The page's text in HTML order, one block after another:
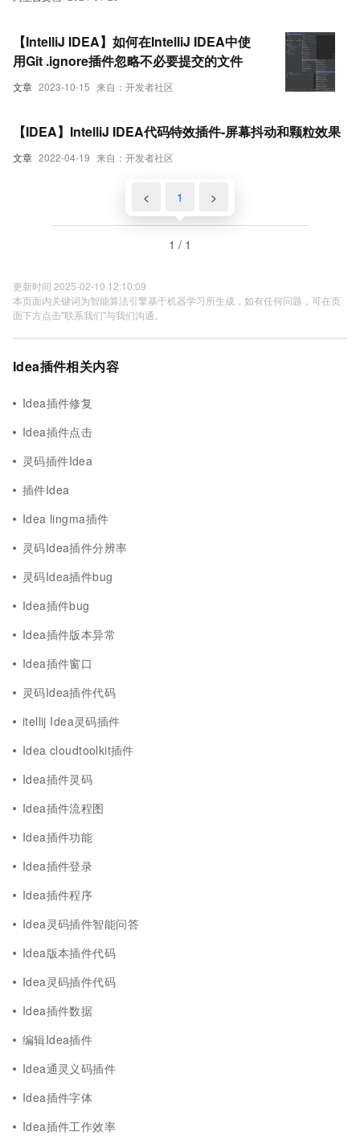
文章 2023-10-15 来自：开发者社区
【IntelliJ IDEA】如何在IntelliJ IDEA中使
用Git .ignore插件忽略不必要提交的文件
文章 2022-04-19 来自：开发者社区
【IDEA】IntelliJ IDEA代码特效插件-屏幕抖动和颗粒效果
< 1 >
1 / 1
更新时间 2025-02-10 12:10:09
本页面内关键词为智能算法引擎基于机器学习所生成，如有任何问题，可在页
面下方点击"联系我们"与我们沟通。
Idea插件相关内容
Idea插件修复
Idea插件点击
灵码插件Idea
插件Idea
Idea lingma插件
灵码Idea插件分辨率
灵码Idea插件bug
Idea插件bug
Idea插件版本异常
Idea插件窗口
灵码Idea插件代码
itellij Idea灵码插件
Idea cloudtoolkit插件
Idea插件灵码
Idea插件流程图
Idea插件功能
Idea插件登录
Idea插件程序
Idea灵码插件智能问答
Idea版本插件代码
Idea灵码插件代码
Idea插件数据
编辑Idea插件
Idea通灵义码插件
Idea插件字体
Idea插件工作效率